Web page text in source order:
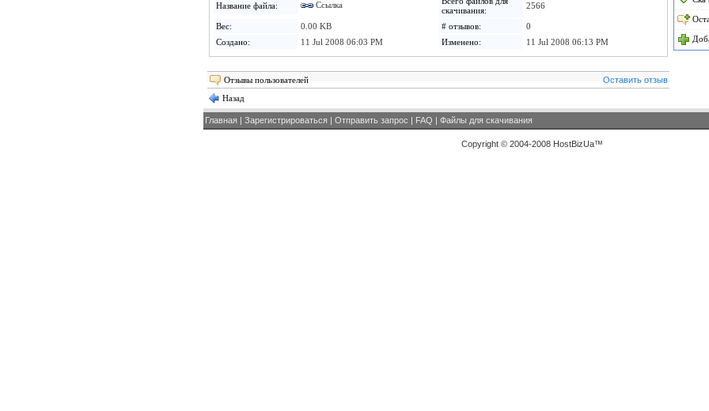
Название файла: Ссылка
скачивания:
2566
Вес: 0.00 KB # отзывов:
0
Создано:
11 Jul 2008 06:03 PM Изменено: 11 Jul 2008 06:13 PM
Отзывы пользователей
Оставить отзыв
Назад
Главная | Зарегистрироваться | Отправить запрос | FAQ | Файлы для скачивания
Copyright © 2004-2008 HostBizUa™